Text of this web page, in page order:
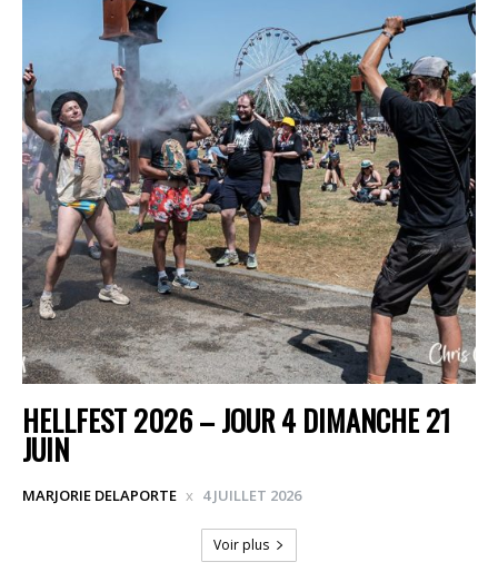
HELLFEST 2026 – JOUR 4 DIMANCHE 21
JUIN
MARJORIE DELAPORTE 4 JUILLET 2026
Voir plus